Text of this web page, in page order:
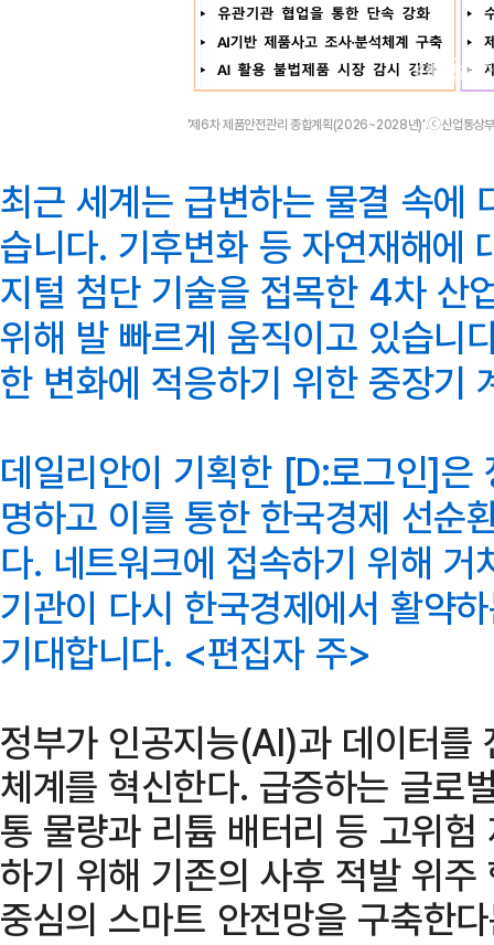
'제6차 제품안전관리 종합계획(2026~2028년)'.ⓒ산업통상부
최근 세계는 급변하는 물결 속에
습니다. 기후변화 등 자연재해에
지털 첨단 기술을 접목한 4차 산
위해 발 빠르게 움직이고 있습니
한 변화에 적응하기 위한 중장기
데일리안이 기획한 [D:로그인]은
명하고 이를 통한 한국경제 선순
다. 네트워크에 접속하기 위해
기관이 다시 한국경제에서 활약
기대합니다. <편집자 주>
정부가 인공지능(AI)과 데이터를
체계를 혁신한다. 급증하는 글로
통 물량과 리튬 배터리 등 고위
하기 위해 기존의 사후 적발 위
중심의 스마트 안전망을 구축한